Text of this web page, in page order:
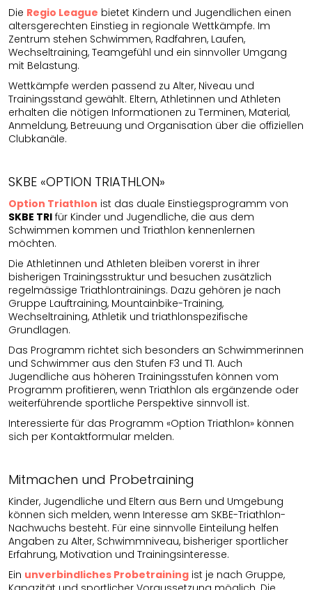
Die Regio League bietet Kindern und Jugendlichen einen
altersgerechten Einstieg in regionale Wettkämpfe. Im
Zentrum stehen Schwimmen, Radfahren, Laufen,
Wechseltraining, Teamgefühl und ein sinnvoller Umgang
mit Belastung.
Wettkämpfe werden passend zu Alter, Niveau und
Trainingsstand gewählt. Eltern, Athletinnen und Athleten
erhalten die nötigen Informationen zu Terminen, Material,
Anmeldung, Betreuung und Organisation über die offiziellen
Clubkanäle.
SKBE «OPTION TRIATHLON»
Option Triathlon ist das duale Einstiegsprogramm von
SKBE TRI für Kinder und Jugendliche, die aus dem
Schwimmen kommen und Triathlon kennenlernen
möchten.
Die Athletinnen und Athleten bleiben vorerst in ihrer
bisherigen Trainingsstruktur und besuchen zusätzlich
regelmässige Triathlontrainings. Dazu gehören je nach
Gruppe Lauftraining, Mountainbike-Training,
Wechseltraining, Athletik und triathlonspezifische
Grundlagen.
Das Programm richtet sich besonders an Schwimmerinnen
und Schwimmer aus den Stufen F3 und T1. Auch
Jugendliche aus höheren Trainingsstufen können vom
Programm profitieren, wenn Triathlon als ergänzende oder
weiterführende sportliche Perspektive sinnvoll ist.
Interessierte für das Programm «Option Triathlon» können
sich per Kontaktformular melden.
Mitmachen und Probetraining
Kinder, Jugendliche und Eltern aus Bern und Umgebung
können sich melden, wenn Interesse am SKBE-Triathlon-
Nachwuchs besteht. Für eine sinnvolle Einteilung helfen
Angaben zu Alter, Schwimmniveau, bisheriger sportlicher
Erfahrung, Motivation und Trainingsinteresse.
Ein unverbindliches Probetraining ist je nach Gruppe,